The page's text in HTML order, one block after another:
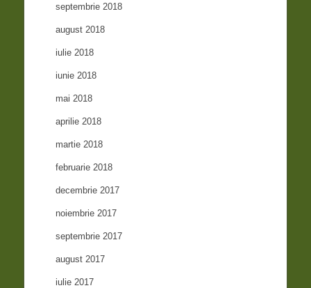
septembrie 2018
august 2018
iulie 2018
iunie 2018
mai 2018
aprilie 2018
martie 2018
februarie 2018
decembrie 2017
noiembrie 2017
septembrie 2017
august 2017
iulie 2017